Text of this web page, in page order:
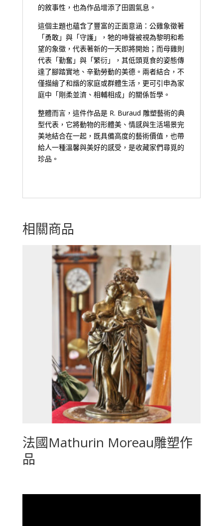
的敘事性，也為作品增添了田園氣息。
這個主題也蘊含了豐富的正面意涵：公雞象徵著
「勇敢」與「守護」，牠的啼聲被視為黎明和希
望的象徵，代表著新的一天即將開始；而母雞則
代表「勤奮」與「繁衍」，其低頭覓食的姿態傳
達了腳踏實地、辛勤勞動的美德。兩者結合，不
僅描繪了和諧的家庭或群體生活，更可引申為家
庭中「剛柔並濟、相輔相成」的關係哲學。
整體而言，這件作品是 R. Buraud 雕塑藝術的典
型代表，它將動物的形體美、情感與生活場景完
美地結合在一起，既具備高度的藝術價值，也帶
給人一種溫馨與美好的感受，是收藏家們尋覓的
珍品。
相關商品
法國Mathurin Moreau雕塑作
品